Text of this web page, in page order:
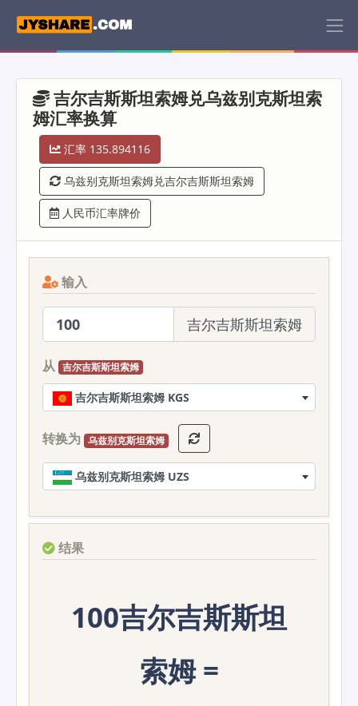
吉尔吉斯斯坦索姆兑乌兹别克斯坦索
姆汇率换算
汇率 135.894116
乌兹别克斯坦索姆兑吉尔吉斯斯坦索姆
人民币汇率牌价
输入
吉尔吉斯斯坦索姆
从 吉尔吉斯斯坦索姆
吉尔吉斯斯坦索姆 KGS
转换为 乌兹别克斯坦索姆
乌兹别克斯坦索姆 UZS
结果
100吉尔吉斯斯坦
索姆 =